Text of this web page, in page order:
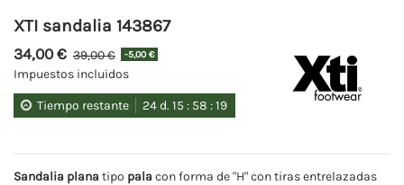
XTI sandalia 143867
34,00 € 39,00 € -5,00 €
Impuestos incluidos
Tiempo restante 24d. 15 : 58 :19
Sandalia plana tipo pala con forma de "H" con tiras entrelazadas